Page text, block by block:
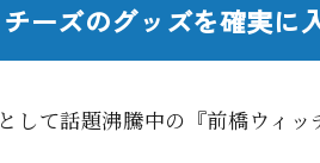
ーズのグッズを確実に
して話題沸騰中の『前橋ウィッ